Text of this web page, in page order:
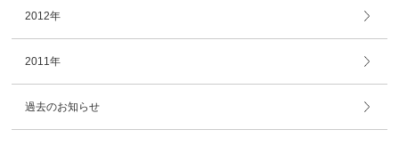
2012年
2011年
過去のお知らせ